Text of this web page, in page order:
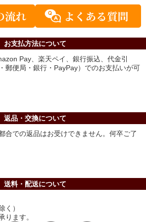
お支払方法について
Pay、楽天ペイ、銀行振込、代金引
郵便局・銀行・PayPay）でのお支払いが可
返品・交換について
合での返品はお受けできません。何卒ご了
送料・配送について
く）
ります。